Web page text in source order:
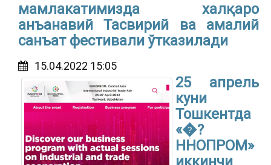
мамлакатимизда халқаро
анъанавий Тасвирий ва амалий
санъат фестивали ўтказилади
15.04.2022 15:05
25 апрель
куни
Тошкентда
«�?
ННОПРОМ»
иккинчи